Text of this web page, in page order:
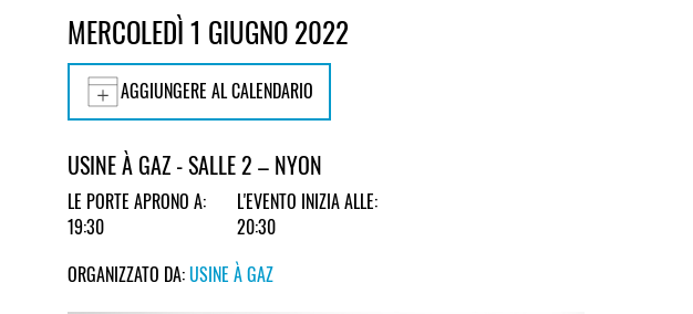
MERCOLEDÌ 1 GIUGNO 2022
AGGIUNGERE AL CALENDARIO
USINE À GAZ - SALLE 2 – NYON
LE PORTE APRONO A:
19:30
L'EVENTO INIZIA ALLE:
20:30
ORGANIZZATO DA:USINE À GAZ